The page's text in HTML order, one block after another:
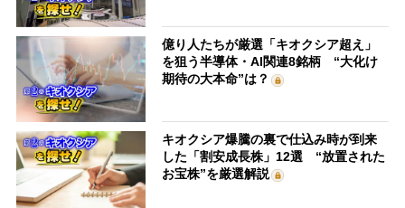
億り人たちが厳選「キオクシア超え」
を狙う半導体・AI関連8銘柄 “大化け
期待の大本命”は？
キオクシア爆騰の裏で仕込み時が到来
した「割安成長株」12選 “放置された
お宝株”を厳選解説